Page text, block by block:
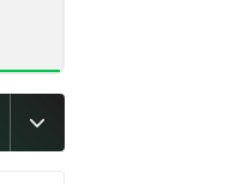
